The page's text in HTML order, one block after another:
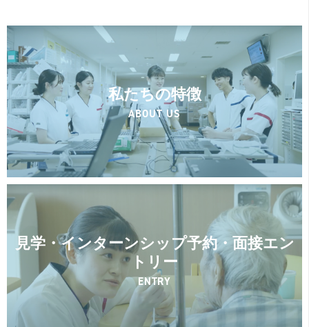
私たちの特徴
ABOUT US
見学・インターンシップ予約・面接エン
トリー
ENTRY